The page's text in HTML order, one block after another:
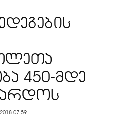
450-მდე
07:59